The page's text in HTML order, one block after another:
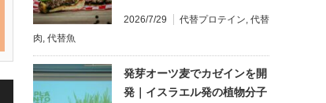
2026/7/29 代替プロテイン 代替
肉 代替魚
発芽オーツ麦でカゼインを開
発｜イスラエル発の植物分子